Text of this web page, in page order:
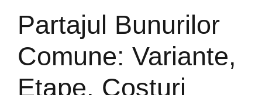
Partajul Bunurilor
Comune: Variante,
Etape, Costuri